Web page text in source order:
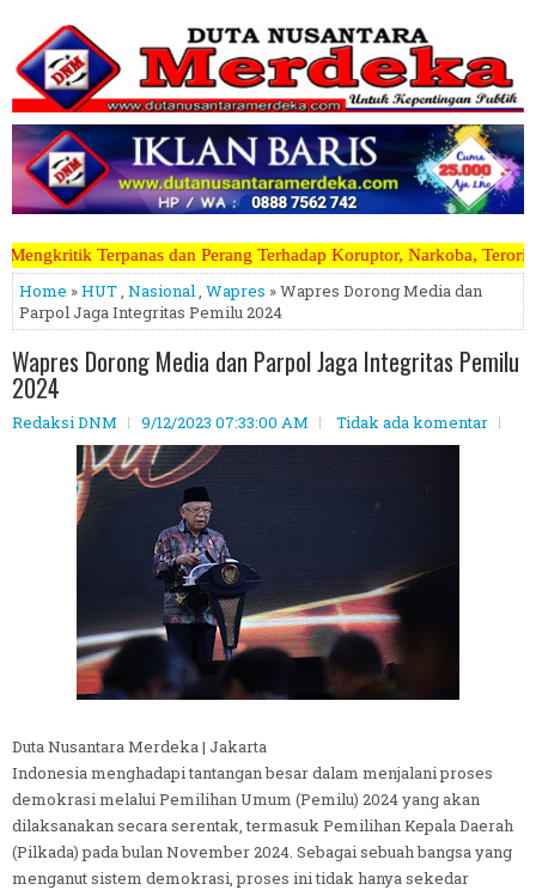
Terhadap Koruptor, Narkoba, Teroris Musuh Rakyat
Home »HUT, Nasional, Wapres » Wapres Dorong Media dan
Parpol Jaga Integritas Pemilu 2024
Wapres Dorong Media dan Parpol Jaga Integritas Pemilu
2024
Redaksi DNM 9/12/2023 07:33:00 AM Tidak ada komentar
Duta Nusantara Merdeka | Jakarta
Indonesia menghadapi tantangan besar dalam menjalani proses
demokrasi melalui Pemilihan Umum (Pemilu) 2024 yang akan
dilaksanakan secara serentak, termasuk Pemilihan Kepala Daerah
(Pilkada) pada bulan November 2024. Sebagai sebuah bangsa yang
menganut sistem demokrasi, proses ini tidak hanya sekedar